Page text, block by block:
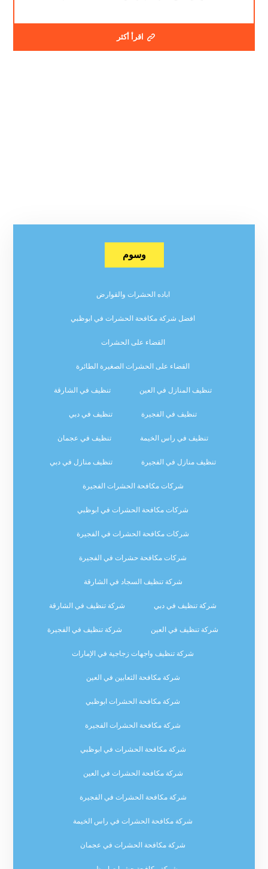
اقرأ أكثر
وسوم
اباده الحشرات والقوارض
افضل شركة مكافحة الحشرات في ابوظبي
القضاء على الحشرات
القضاء على الحشرات الصغيرة الطائرة
تنظيف المنازل في العين تنظيف في الشارقة
تنظيف في الفجيرة تنظيف في دبي
تنظيف في راس الخيمة تنظيف في عجمان
تنظيف منازل في الفجيرة تنظيف منازل في دبي
شركات مكافحة الحشرات الفجيرة
شركات مكافحة الحشرات في ابوظبي
شركات مكافحة الحشرات في الفجيرة
شركات مكافحة حشرات في الفجيرة
شركة تنظيف السجاد في الشارقة
شركة تنظيف في دبي شركة تنظيف في الشارقة
شركة تنظيف في العين شركة تنظيف في الفجيرة
شركة تنظيف واجهات زجاجية في الإمارات
شركة مكافحة الثعابين في العين
شركة مكافحة الحشرات ابوظبي
شركة مكافحة الحشرات الفجيرة
شركة مكافحة الحشرات في ابوظبي
شركة مكافحة الحشرات في العين
شركة مكافحة الحشرات في الفجيرة
شركة مكافحة الحشرات في راس الخيمة
شركة مكافحة الحشرات في عجمان